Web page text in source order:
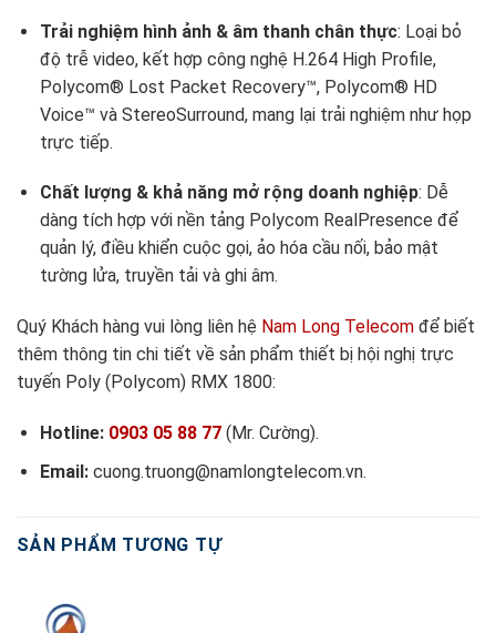
Trải nghiệm hình ảnh & âm thanh chân thực: Loại bỏ
độ trễ video, kết hợp công nghệ H.264 High Profile,
Polycom® Lost Packet Recovery™, Polycom® HD
Voice™ và StereoSurround, mang lại trải nghiệm như họp
trực tiếp.
Chất lượng & khả năng mở rộng doanh nghiệp: Dễ
dàng tích hợp với nền tảng Polycom RealPresence để
quản lý, điều khiển cuộc gọi, ảo hóa cầu nối, bảo mật
tường lửa, truyền tải và ghi âm.
Quý Khách hàng vui lòng liên hệ Nam Long Telecom để biết
thêm thông tin chi tiết về sản phẩm thiết bị hội nghị trực
tuyến Poly (Polycom) RMX 1800:
Hotline: 0903 05 88 77(Mr. Cường).
Email:cuong.truong@namlongtelecom.vn.
SẢN PHẨM TƯƠNG TỰ